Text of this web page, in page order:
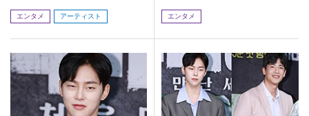
エンタメ アーティスト エンタメ